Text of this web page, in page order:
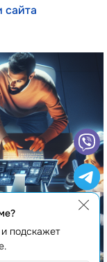
сайта
подскажет